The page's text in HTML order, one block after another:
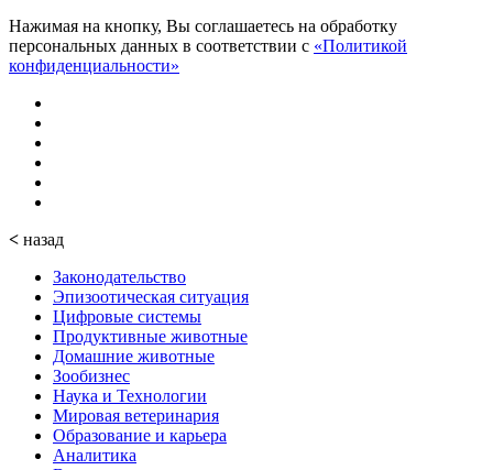
Нажимая на кнопку, Вы соглашаетесь на обработку
персональных данных в соответствии с «Политикой
конфиденциальности»
< назад
Законодательство
Эпизоотическая ситуация
Цифровые системы
Продуктивные животные
Домашние животные
Зообизнес
Наука и Технологии
Мировая ветеринария
Образование и карьера
Аналитика